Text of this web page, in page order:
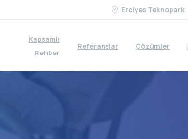
Erciyes Teknopark
Kapsamlı
Rehber
Referanslar Çözümler